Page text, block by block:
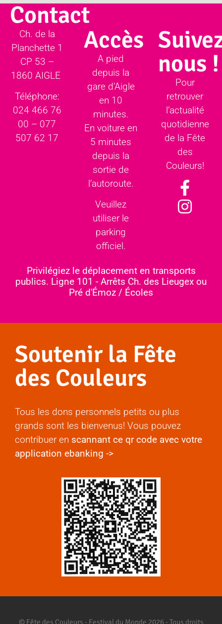
Contact
Ch. de la
Planchette 1
CP 53 –
1860 AIGLE
Téléphone:
024 466 76
00 – 077
507 62 17
Accès
A pied
depuis la
gare d’Aigle
en 10
minutes.
En voiture en
5 minutes
depuis la
sortie de
l’autoroute.
Veuillez
utiliser le
parking
officiel.
nous !
Pour
retrouver
l’actualité
quotidienne
de la Fête
des
Couleurs!
Privilégiez le déplacement en transports
publics. Ligne 101 - Arrêts Ch. des Lieugex ou
Pré d'Émoz / Écoles
Soutenir la Fête
des Couleurs
Tous les dons personnels petits ou plus
grands sont les bienvenus! Vous pouvez
contribuer en scannant ce qr code avec votre
application ebanking ->
© Fête des Couleurs - Festival du Monde 2026 - Tous droits